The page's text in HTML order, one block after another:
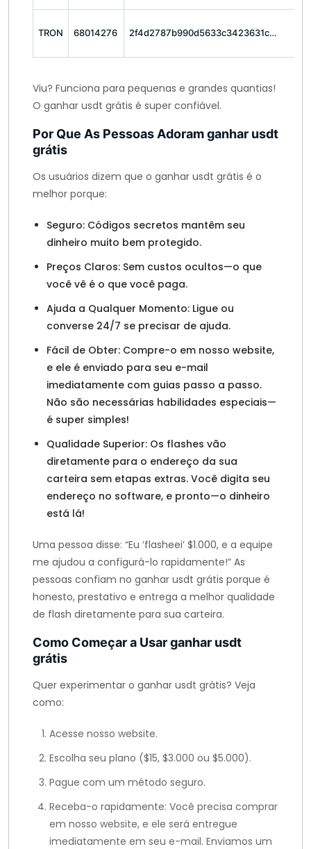
TRON 68014276 2f4d2787b990d5633c3423631c…
Viu? Funciona para pequenas e grandes quantias!
O ganhar usdt grátis é super confiável.
Por Que As Pessoas Adoram ganhar usdt
grátis
Os usuários dizem que o ganhar usdt grátis é o
melhor porque:
Seguro: Códigos secretos mantêm seu
dinheiro muito bem protegido.
Preços Claros: Sem custos ocultos—o que
você vê é o que você paga.
Ajuda a Qualquer Momento: Ligue ou
converse 24/7 se precisar de ajuda.
Fácil de Obter: Compre-o em nosso website,
e ele é enviado para seu e-mail
imediatamente com guias passo a passo.
Não são necessárias habilidades especiais—
é super simples!
Qualidade Superior: Os flashes vão
diretamente para o endereço da sua
carteira sem etapas extras. Você digita seu
endereço no software, e pronto—o dinheiro
está lá!
Uma pessoa disse: “Eu ‘flasheei’ $1.000, e a equipe
me ajudou a configurá-lo rapidamente!” As
pessoas confiam no ganhar usdt grátis porque é
honesto, prestativo e entrega a melhor qualidade
de flash diretamente para sua carteira.
Como Começar a Usar ganhar usdt
grátis
Quer experimentar o ganhar usdt grátis? Veja
como:
Acesse nosso website.
Escolha seu plano ($15, $3.000 ou $5.000).
Pague com um método seguro.
Receba-o rapidamente: Você precisa comprar
em nosso website, e ele será entregue
imediatamente em seu e-mail. Enviamos um